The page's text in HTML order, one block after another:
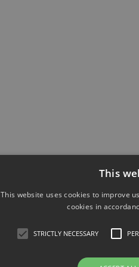
This
This website uses cookies to improve
cookies in
STRICTLY NECESSARY